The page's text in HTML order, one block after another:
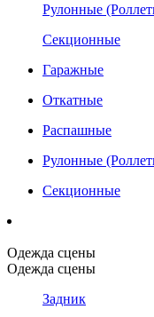
Рулонные
Секционные
Гаражные
Откатные
Распашные
Рулонные
Секционные
Одежда сцены
Одежда сцены
Задник